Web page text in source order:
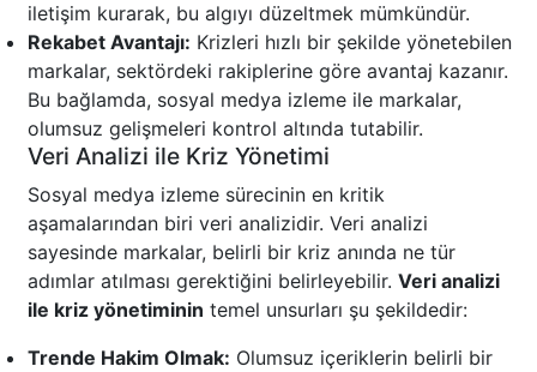
iletişim kurarak, bu algıyı düzeltmek mümkündür.
Rekabet Avantajı: Krizleri hızlı bir şekilde yönetebilen
markalar, sektördeki rakiplerine göre avantaj kazanır.
Bu bağlamda, sosyal medya izleme ile markalar,
olumsuz gelişmeleri kontrol altında tutabilir.
Veri Analizi ile Kriz Yönetimi
Sosyal medya izleme sürecinin en kritik
aşamalarından biri veri analizidir. Veri analizi
sayesinde markalar, belirli bir kriz anında ne tür
adımlar atılması gerektiğini belirleyebilir. Veri analizi
ile kriz yönetiminin temel unsurları şu şekildedir:
Trende Hakim Olmak: Olumsuz içeriklerin belirli bir